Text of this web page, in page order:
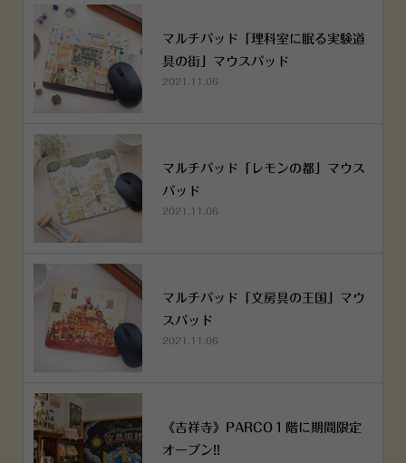
マルチパッド「理科室に眠る実験道
具の街」マウスパッド
2021.11.06
マルチパッド「レモンの都」マウス
パッド
2021.11.06
マルチパッド「文房具の王国」マウ
スパッド
2021.11.06
《吉祥寺》PARCO１階に期間限定
オープン!!